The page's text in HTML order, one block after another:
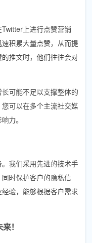
上进行点赞营销
积累大量点赞，从而提
推文时，他们往往会对
可能不足以支撑整体的
可以在多个主流社交媒
力。
我们采用先进的技术手
时保护客户的隐私信
验，能够根据客户需求
！